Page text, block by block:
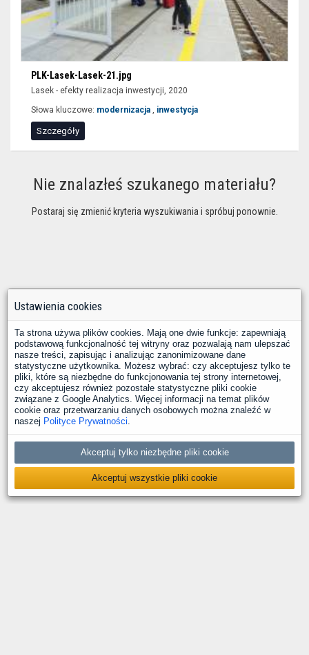
PLK-Lasek-Lasek-21.jpg
Lasek - efekty realizacja inwestycji, 2020
Słowa kluczowe: modernizacja , inwestycja
Szczegóły
Nie znalazłeś szukanego materiału?
Postaraj się zmienić kryteria wyszukiwania i spróbuj ponownie.
Ustawienia cookies
Ta strona używa plików cookies. Mają one dwie funkcje: zapewniają
podstawową funkcjonalność tej witryny oraz pozwalają nam ulepszać
nasze treści, zapisując i analizując zanonimizowane dane
statystyczne użytkownika. Możesz wybrać: czy akceptujesz tylko te
pliki, które są niezbędne do funkcjonowania tej strony internetowej,
czy akceptujesz również pozostałe statystyczne pliki cookie
związane z Google Analytics. Więcej informacji na temat plików
cookie oraz przetwarzaniu danych osobowych można znaleźć w
naszej Polityce Prywatności.
Akceptuj tylko niezbędne pliki cookie
Akceptuj wszystkie pliki cookie